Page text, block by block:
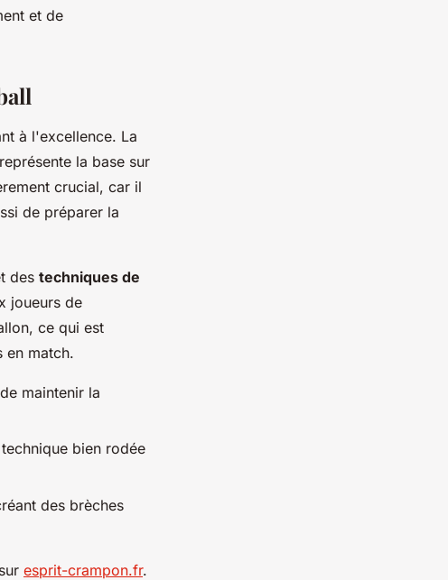
et de
à l'excellence. La
la base sur
crucial, car il
de préparer la
des techniques de
joueurs de
ce qui est
en match.
maintenir la
bien rodée
des brèches
esprit-crampon.fr.